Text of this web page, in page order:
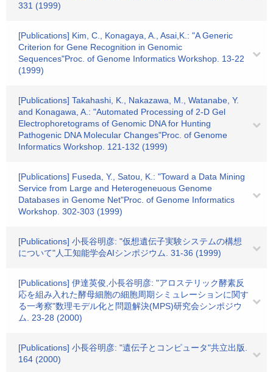
331 (1999)
[Publications] Kim, C., Konagaya, A., Asai,K.: "A Generic
Criterion for Gene Recognition in Genomic
Sequences"Proc. of Genome Informatics Workshop. 13-22
(1999)
[Publications] Takahashi, K., Nakazawa, M., Watanabe, Y.
and Konagawa, A.: "Automated Processing of 2-D Gel
Electrophoretograms of Genomic DNA for Hunting
Pathogenic DNA Molecular Changes"Proc. of Genome
Informatics Workshop. 121-132 (1999)
[Publications] Fuseda, Y., Satou, K.: "Toward a Data Mining
Service from Large and Heterogeneuous Genome
Databases in Genome Net"Proc. of Genome Informatics
Workshop. 302-303 (1999)
[Publications] 小長谷明彦: "仮想遺伝子実験システムの構想
について"人工知能学会AIシンポジウム. 31-36 (1999)
[Publications] 伊達英俊,小長谷明彦: "アロステリック酵素反
応を組み入れた酵母細胞の細胞周期シミュレーションに関す
る一考察"数理モデル化と問題解決(MPS)研究会シンポジウ
ム. 23-28 (2000)
[Publications] 小長谷明彦: "遺伝子とコンピュータ"共立出版.
164 (2000)